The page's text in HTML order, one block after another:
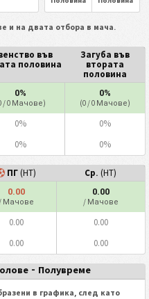
и на двата отбора в мача.
във
половина
Загуба във
втората
половина
0%
/ 0 Мачове)
0%
(0 / 0 Мачове)
0% 0%
0% 0%
ПГ(HT) Ср. (HT)
0.00
/ Мачове
0.00
/ Мачове
0.00 0.00
0.00 0.00
- Полувреме
в графика, след като